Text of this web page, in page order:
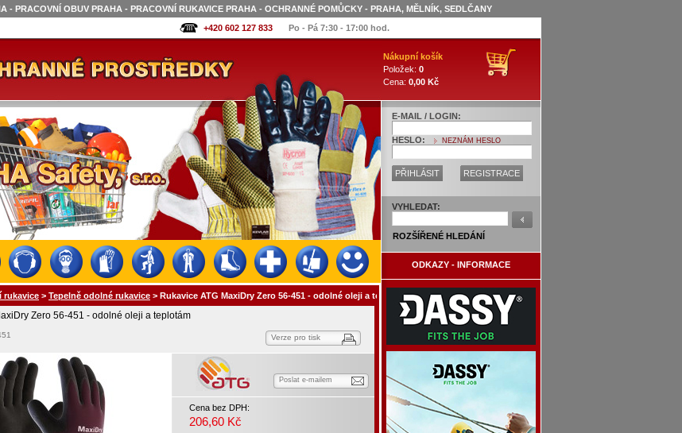
- PRACOVNÍ OBUV PRAHA - PRACOVNÍ RUKAVICE PRAHA - OCHRANNÉ POMŮCKY - PRAHA, MĚLNÍK, SEDLČANY
+420 602 127 833
Po - Pá 7:30 - 17:00 hod.
rukavice > Tepelně odolné rukavice > Rukavice ATG MaxiDry Zero 56-451 - odolné oleji a teplotám
Zero 56-451 - odolné oleji a teplotám
Verze pro tisk
Poslat e-mailem
Cena bez DPH:
206,60 Kč
Nákupní košík
Položek: 0
Cena: 0,00 Kč
E-MAIL / LOGIN:
HESLO: NEZNÁM HESLO
PŘIHLÁSIT REGISTRACE
VYHLEDAT:
ROZŠÍŘENÉ HLEDÁNÍ
ODKAZY - INFORMACE